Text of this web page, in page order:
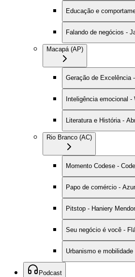
Educação e
Falando de negócios -
Macapá (AP)
Geração de Excelência
Inteligência emocional -
Literatura e História -
Rio Branco (AC)
Momento Codese -
Papo de comércio -
Pitstop - Haniery
Seu negócio é você -
Urbanismo e
Podcast